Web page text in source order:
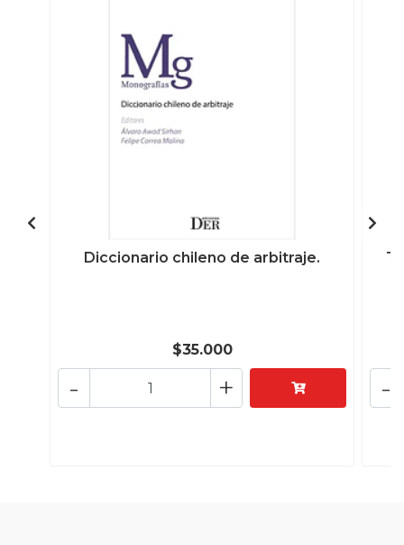
Diccionario chileno de arbitraje.
$35.000
+
- -